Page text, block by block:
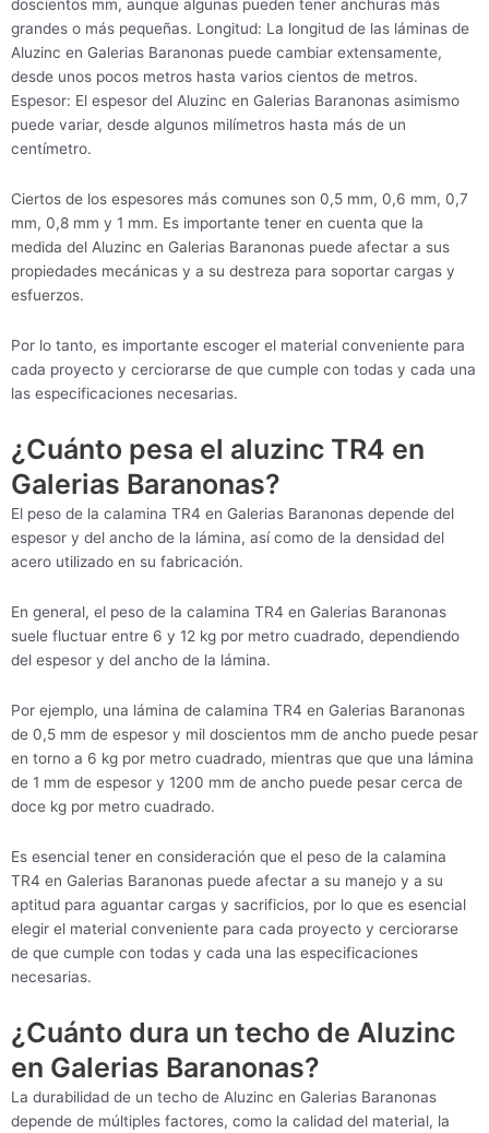
doscientos mm, aunque algunas pueden tener anchuras más
grandes o más pequeñas. Longitud: La longitud de las láminas de
Aluzinc en Galerias Baranonas puede cambiar extensamente,
desde unos pocos metros hasta varios cientos de metros.
Espesor: El espesor del Aluzinc en Galerias Baranonas asimismo
puede variar, desde algunos milímetros hasta más de un
centímetro.
Ciertos de los espesores más comunes son 0,5 mm, 0,6 mm, 0,7
mm, 0,8 mm y 1 mm. Es importante tener en cuenta que la
medida del Aluzinc en Galerias Baranonas puede afectar a sus
propiedades mecánicas y a su destreza para soportar cargas y
esfuerzos.
Por lo tanto, es importante escoger el material conveniente para
cada proyecto y cerciorarse de que cumple con todas y cada una
las especificaciones necesarias.
¿Cuánto pesa el aluzinc TR4 en
Galerias Baranonas?
El peso de la calamina TR4 en Galerias Baranonas depende del
espesor y del ancho de la lámina, así como de la densidad del
acero utilizado en su fabricación.
En general, el peso de la calamina TR4 en Galerias Baranonas
suele fluctuar entre 6 y 12 kg por metro cuadrado, dependiendo
del espesor y del ancho de la lámina.
Por ejemplo, una lámina de calamina TR4 en Galerias Baranonas
de 0,5 mm de espesor y mil doscientos mm de ancho puede pesar
en torno a 6 kg por metro cuadrado, mientras que que una lámina
de 1 mm de espesor y 1200 mm de ancho puede pesar cerca de
doce kg por metro cuadrado.
Es esencial tener en consideración que el peso de la calamina
TR4 en Galerias Baranonas puede afectar a su manejo y a su
aptitud para aguantar cargas y sacrificios, por lo que es esencial
elegir el material conveniente para cada proyecto y cerciorarse
de que cumple con todas y cada una las especificaciones
necesarias.
¿Cuánto dura un techo de Aluzinc
en Galerias Baranonas?
La durabilidad de un techo de Aluzinc en Galerias Baranonas
depende de múltiples factores, como la calidad del material, la